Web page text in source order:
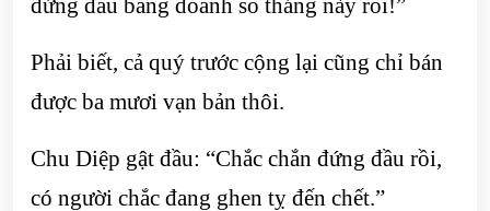
đứng đầu bảng doanh số tháng này rồi!”
Phải biết, cả quý trước cộng lại cũng chỉ bán
được ba mươi vạn bản thôi.
Chu Diệp gật đầu: “Chắc chắn đứng đầu rồi,
có người chắc đang ghen tỵ đến chết.”